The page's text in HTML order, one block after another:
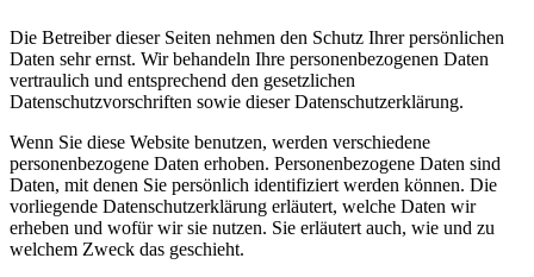
Die Betreiber dieser Seiten nehmen den Schutz Ihrer persönlichen
Daten sehr ernst. Wir behandeln Ihre personenbezogenen Daten
vertraulich und entsprechend den gesetzlichen
Datenschutzvorschriften sowie dieser Datenschutzerklärung.
Wenn Sie diese Website benutzen, werden verschiedene
personenbezogene Daten erhoben. Personenbezogene Daten sind
Daten, mit denen Sie persönlich identifiziert werden können. Die
vorliegende Datenschutzerklärung erläutert, welche Daten wir
erheben und wofür wir sie nutzen. Sie erläutert auch, wie und zu
welchem Zweck das geschieht.